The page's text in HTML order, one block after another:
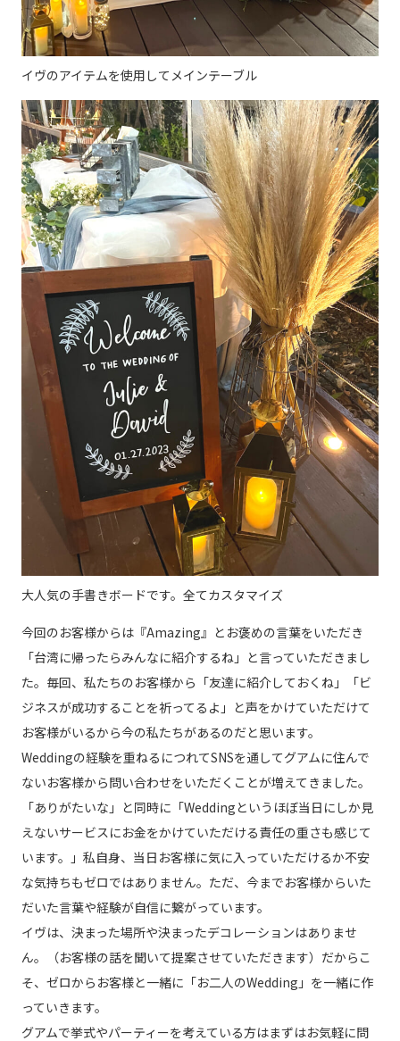
イヴのアイテムを使用してメインテーブル
大人気の手書きボードです。全てカスタマイズ
今回のお客様からは『Amazing』とお褒めの言葉をいただき
「台湾に帰ったらみんなに紹介するね」と言っていただきまし
た。毎回、私たちのお客様から「友達に紹介しておくね」「ビ
ジネスが成功することを祈ってるよ」と声をかけていただけて
お客様がいるから今の私たちがあるのだと思います。
Weddingの経験を重ねるにつれてSNSを通してグアムに住んで
ないお客様から問い合わせをいただくことが増えてきました。
「ありがたいな」と同時に「Weddingというほぼ当日にしか見
えないサービスにお金をかけていただける責任の重さも感じて
います。」私自身、当日お客様に気に入っていただけるか不安
な気持ちもゼロではありません。ただ、今までお客様からいた
だいた言葉や経験が自信に繋がっています。
イヴは、決まった場所や決まったデコレーションはありませ
ん。（お客様の話を聞いて提案させていただきます）だからこ
そ、ゼロからお客様と一緒に「お二人のWedding」を一緒に作
っていきます。
グアムで挙式やパーティーを考えている方はまずはお気軽に問